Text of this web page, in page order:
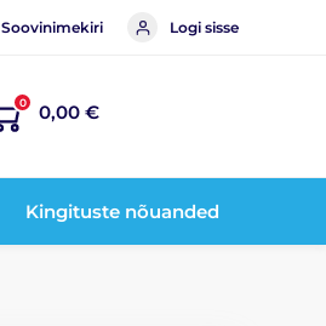
Soovinimekiri Logi sisse
0 0,00 €
Kingituste nõuanded